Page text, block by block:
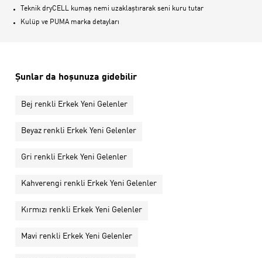
Teknik dryCELL kumaş nemi uzaklaştırarak seni kuru tutar
Kulüp ve PUMA marka detayları
Şunlar da hoşunuza gidebilir
Bej renkli Erkek Yeni Gelenler
Beyaz renkli Erkek Yeni Gelenler
Gri renkli Erkek Yeni Gelenler
Kahverengi renkli Erkek Yeni Gelenler
Kırmızı renkli Erkek Yeni Gelenler
Mavi renkli Erkek Yeni Gelenler